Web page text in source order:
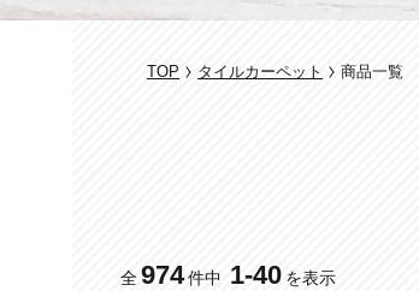
TOP タイルカーペット 商品一覧
全974件中 1-40 を表示